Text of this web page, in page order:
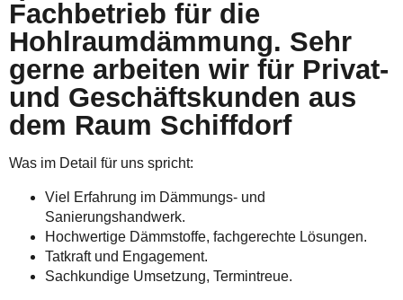
Fachbetrieb für die
Hohlraumdämmung. Sehr
gerne arbeiten wir für Privat-
und Geschäftskunden aus
dem Raum Schiffdorf
Was im Detail für uns spricht:
Viel Erfahrung im Dämmungs- und
Sanierungshandwerk.
Hochwertige Dämmstoffe, fachgerechte Lösungen.
Tatkraft und Engagement.
Sachkundige Umsetzung, Termintreue.